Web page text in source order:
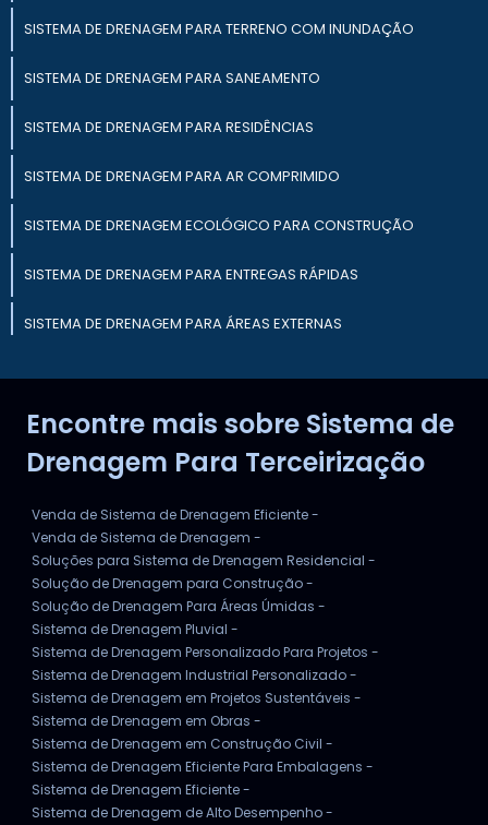
SISTEMA DE DRENAGEM PARA TERRENO COM INUNDAÇÃO
SISTEMA DE DRENAGEM PARA SANEAMENTO
SISTEMA DE DRENAGEM PARA RESIDÊNCIAS
SISTEMA DE DRENAGEM PARA AR COMPRIMIDO
SISTEMA DE DRENAGEM ECOLÓGICO PARA CONSTRUÇÃO
SISTEMA DE DRENAGEM PARA ENTREGAS RÁPIDAS
SISTEMA DE DRENAGEM PARA ÁREAS EXTERNAS
SISTEMA DE DRENAGEM INDUSTRIAL
Encontre mais sobre Sistema de
Drenagem Para Terceirização
Venda de Sistema de Drenagem Eficiente -
Venda de Sistema de Drenagem -
Soluções para Sistema de Drenagem Residencial -
Solução de Drenagem para Construção -
Solução de Drenagem Para Áreas Úmidas -
Sistema de Drenagem Pluvial -
Sistema de Drenagem Personalizado Para Projetos -
Sistema de Drenagem Industrial Personalizado -
Sistema de Drenagem em Projetos Sustentáveis -
Sistema de Drenagem em Obras -
Sistema de Drenagem em Construção Civil -
Sistema de Drenagem Eficiente Para Embalagens -
Sistema de Drenagem Eficiente -
Sistema de Drenagem de Alto Desempenho -